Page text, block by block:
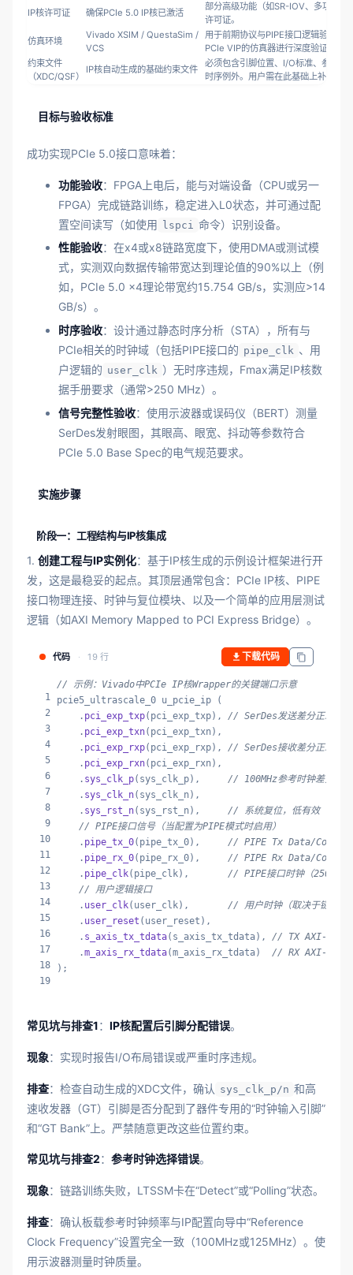
IP核许可证
确保PCIe 5.0 IP核已激活
部分高级功能（如SR-IOV、多功能）
许可证。
仿真环境
Vivado XSIM / QuestaSim /
VCS
用于前期协议与PIPE接口逻辑验证。
PCIe VIP的仿真器进行深度验证。
约束文件
（XDC/QSF）
IP核自动生成的基础约束文件
必须包含引脚位置、I/O标准、参考时
时序例外。用户需在此基础上补充。
目标与验收标准
成功实现PCIe 5.0接口意味着：
功能验收：FPGA上电后，能与对端设备（CPU或另一
FPGA）完成链路训练，稳定进入L0状态，并可通过配
置空间读写（如使用 lspci 命令）识别设备。
性能验收：在x4或x8链路宽度下，使用DMA或测试模
式，实测双向数据传输带宽达到理论值的90%以上（例
如，PCIe 5.0 x4理论带宽约15.754 GB/s，实测应>14
GB/s）。
时序验收：设计通过静态时序分析（STA），所有与
PCIe相关的时钟域（包括PIPE接口的 pipe_clk 、用
户逻辑的 user_clk ）无时序违规，Fmax满足IP核数
据手册要求（通常>250 MHz）。
信号完整性验收：使用示波器或误码仪（BERT）测量
SerDes发射眼图，其眼高、眼宽、抖动等参数符合
PCIe 5.0 Base Spec的电气规范要求。
实施步骤
阶段一：工程结构与IP核集成
1. 创建工程与IP实例化：基于IP核生成的示例设计框架进行开
发，这是最稳妥的起点。其顶层通常包含：PCIe IP核、PIPE
接口物理连接、时钟与复位模块、以及一个简单的应用层测试
逻辑（如AXI Memory Mapped to PCI Express Bridge）。
代码 19 行 下载代码
1
2
3
4
5
6
7
8
9
10
11
12
13
14
15
16
17
18
19
// 示例：Vivado中PCIe IP核Wrapper的关键端口示意
pcie5_ultrascale_0 u_pcie_ip (
    .
pci_exp_txp(pci_exp_txp), // SerDes发送差分正端
    .
pci_exp_txn(pci_exp_txn),
    .
pci_exp_rxp(pci_exp_rxp), // SerDes接收差分正端
    .
pci_exp_rxn(pci_exp_rxn),
    .
sys_clk_p(sys_clk_p), // 100MHz参考时钟差分输入
    .
sys_clk_n(sys_clk_n),
    .
sys_rst_n(sys_rst_n), // 系统复位，低有效
// PIPE接口信号（当配置为PIPE模式时启用）
    .
pipe_tx_0(pipe_tx_0), // PIPE Tx Data/
    .
pipe_rx_0(pipe_rx_0), // PIPE Rx Data/
    .
pipe_clk(pipe_clk), // PIPE接口时钟（250MHz
// 用户逻辑接口
    .
user_clk(user_clk), // 用户时钟（取决于链路速
    .
user_reset (user_reset),
    .
s_axis_tx_tdata(s_axis_tx_tdata), // TX AXI-
    .
m_axis_rx_tdata(m_axis_rx_tdata) // RX AXI-
);
常见坑与排查1： IP核配置后引脚分配错误。
现象：实现时报告I/O布局错误或严重时序违规。
排查：检查自动生成的XDC文件，确认 sys_clk_p/n 和高
速收发器（GT）引脚是否分配到了器件专用的“时钟输入引脚”
和“GT Bank”上。严禁随意更改这些位置约束。
常见坑与排查2： 参考时钟选择错误。
现象：链路训练失败，LTSSM卡在“Detect”或“Polling”状态。
排查：确认板载参考时钟频率与IP配置向导中“Reference
Clock Frequency”设置完全一致（100MHz或125MHz）。使
用示波器测量时钟质量。